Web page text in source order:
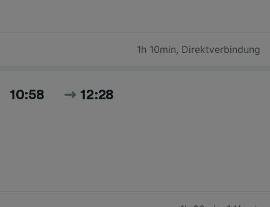
1h 10min, Direktverbindung
10:58 12:28